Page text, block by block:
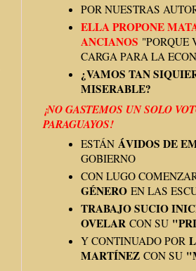
POR NUESTRAS
ELLA PROPONE
ANCIANOS "PORQUE
CARGA PARA LA
¿VAMOS TAN
MISERABLE?
¡NO GASTEMOS UN SOLO
PARAGUAYOS!
ESTÁN ÁVIDOS DE
GOBIERNO
CON LUGO
GÉNEROEN LAS
TRABAJO SUCIO
OVELAR CON SU
Y CONTINUADO POR
MARTÍNEZCON SU